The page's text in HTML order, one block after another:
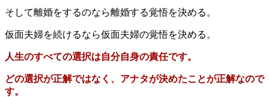
そして離婚をするのなら離婚する覚悟を決める。
仮面夫婦を続けるなら仮面夫婦の覚悟を決める。
人生のすべての選択は自分自身の責任です。
どの選択が正解ではなく、 アナタが決めたことが正解なので
す。